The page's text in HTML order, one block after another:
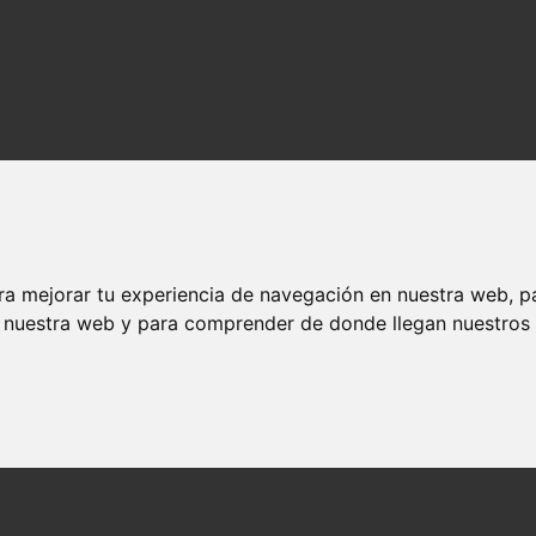
mejorar tu experiencia de navegación en nuestra web,
web y para comprender de donde llegan